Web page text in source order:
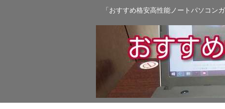
「おすすめ格安高性能ノートパソコン